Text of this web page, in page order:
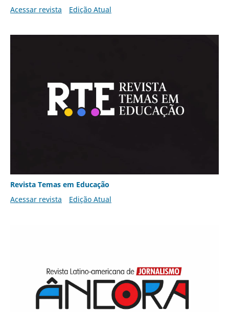
Acessar revista
Edição Atual
Revista Temas em Educação
Acessar revista
Edição Atual